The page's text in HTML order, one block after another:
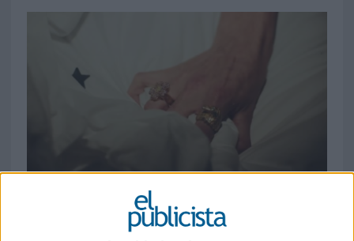
Ficha técnica ‘Do your don’ts’